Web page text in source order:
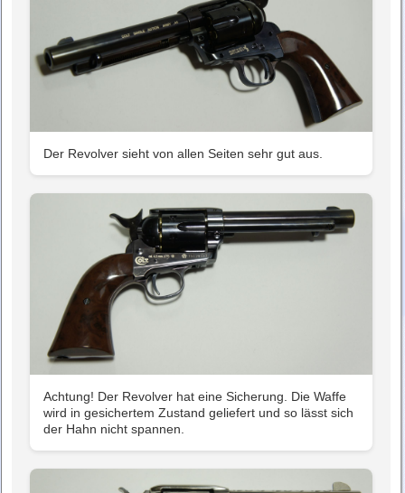
Der Revolver sieht von allen Seiten sehr gut aus.
Achtung! Der Revolver hat eine Sicherung. Die Waffe
wird in gesichertem Zustand geliefert und so lässt sich
der Hahn nicht spannen.